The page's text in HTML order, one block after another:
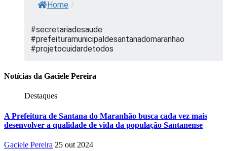
Home /
#secretariadesaude
#prefeituramunicipaldesantanadomaranhao
#projetocuidardetodos
Notícias da Gaciele Pereira
Destaques
A Prefeitura de Santana do Maranhão busca cada vez mais
desenvolver a qualidade de vida da população Santanense
Gaciele Pereira 25 out 2024